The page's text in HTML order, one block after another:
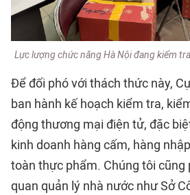
Lực lượng chức năng Hà Nội đang kiểm
Để đối phó với thách thức này,
ban hành kế hoạch kiểm tra,
động thương mại điện tử, đặc
kinh doanh hàng cấm, hàng
toàn thực phẩm. Chúng tôi cũng
quan quản lý nhà nước như Sở